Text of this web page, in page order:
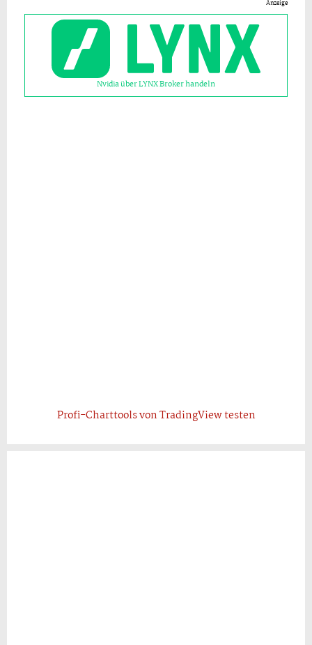
Anzeige
Nvidia über LYNX Broker handeln
Profi-Charttools von TradingView testen